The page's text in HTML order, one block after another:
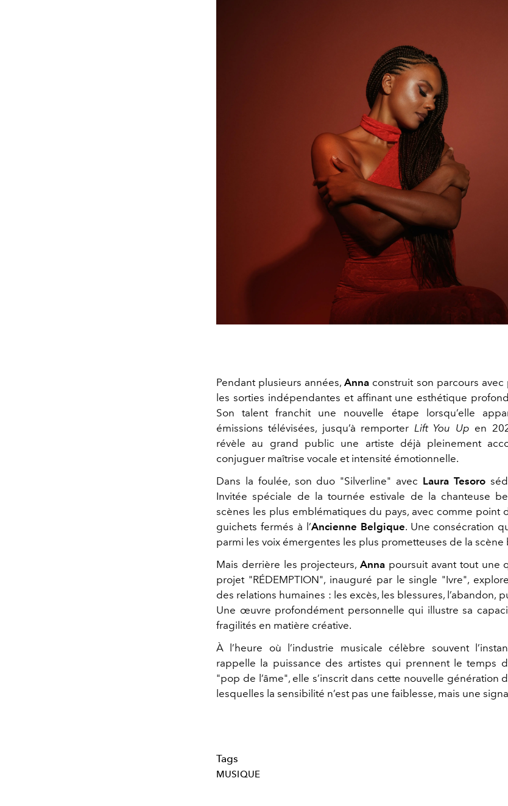
Pendant plusieurs années,Anna construit son parcours
les sorties indépendantes et affinant une esthétique
Son talent franchit une nouvelle étape lorsqu’elle
émissions télévisées, jusqu’à remporter Lift You Up en
révèle au grand public une artiste déjà pleinement
conjuguer maîtrise vocale et intensité émotionnelle.
Dans la foulée, son duo "Silverline" avec Laura Tesoro
Invitée spéciale de la tournée estivale de la chanteuse
scènes les plus emblématiques du pays, avec comme point
guichets fermés à l’Ancienne Belgique. Une consécration
parmi les voix émergentes les plus prometteuses de la scène
Mais derrière les projecteurs,Anna poursuit avant tout une
projet "RÉDEMPTION", inauguré par le single "Ivre",
des relations humaines : les excès, les blessures, l’abandon,
Une œuvre profondément personnelle qui illustre sa
fragilités en matière créative.
À l’heure où l’industrie musicale célèbre souvent
rappelle la puissance des artistes qui prennent le temps
"pop de l’âme", elle s’inscrit dans cette nouvelle génération
lesquelles la sensibilité n’est pas une faiblesse, mais une
Tags
MUSIQUE